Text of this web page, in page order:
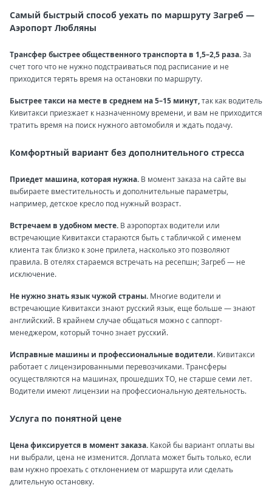
Самый быстрый способ уехать по маршруту Загреб —
Аэропорт Любляны
Трансфер быстрее общественного транспорта в 1,5–2,5 раза.За
счет того что не нужно подстраиваться под расписание и не
приходится терять время на остановки по маршруту.
Быстрее такси на месте в среднем на 5–15 минут,так как водитель
Кивитакси приезжает к назначенному времени, и вам не приходится
тратить время на поиск нужного автомобиля и ждать подачу.
Комфортный вариант без дополнительного стресса
Приедет машина, которая нужна. В момент заказа на сайте вы
выбираете вместительность и дополнительные параметры,
например, детское кресло под нужный возраст.
Встречаем в удобном месте. В аэропортах водители или
встречающие Кивитакси стараются быть с табличкой с именем
клиента так близко к зоне прилета, насколько это позволяют
правила. В отелях стараемся встречать на ресепшн; Загреб — не
исключение.
Не нужно знать язык чужой страны. Многие водители и
встречающие Кивитакси знают русский язык, еще больше — знают
английский. В крайнем случае общаться можно с саппорт-
менеджером, который точно знает русский.
Исправные машины и профессиональные водители. Кивитакси
работает с лицензированными перевозчиками. Трансферы
осуществляются на машинах, прошедших ТО, не старше семи лет.
Водители имеют лицензии на профессиональную деятельность.
Услуга по понятной цене
Цена фиксируется в момент заказа. Какой бы вариант оплаты вы
ни выбрали, цена не изменится. Доплата может быть только, если
вам нужно проехать с отклонением от маршрута или сделать
длительную остановку.